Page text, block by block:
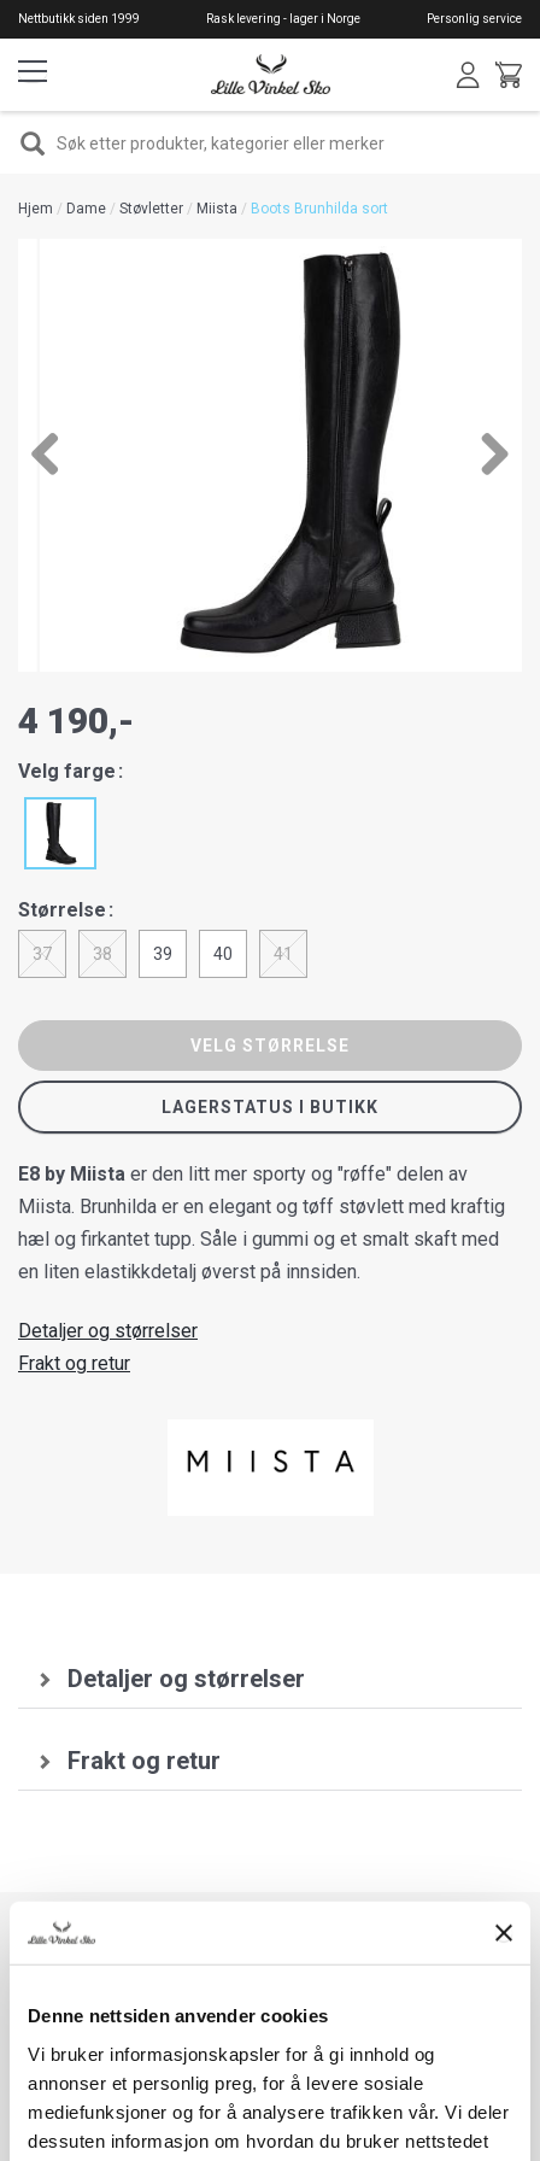
Denne nettsiden anvender cookies
Vi bruker informasjonskapsler for å gi innhold og
annonser et personlig preg, for å levere sosiale
mediefunksjoner og for å analysere trafikken vår. Vi deler
dessuten informasjon om hvordan du bruker nettstedet
Hopp
til
hovedinnhold
Nettbutikk siden 1999 Rask levering - lager i Norge Personlig service
SØK
Hjem Dame Støvletter Miista Boots Brunhilda sort
4 190,-
Velg farge
Størrelse
37 38 39 40 41
VELG STØRRELSE
LAGERSTATUS I BUTIKK
E8 by Miista er den litt mer sporty og "røffe" delen av
Miista. Brunhilda er en elegant og tøff støvlett med kraftig
hæl og firkantet tupp. Såle i gummi og et smalt skaft med
en liten elastikkdetalj øverst på innsiden.
Detaljer og størrelser
Frakt og retur
Detaljer og størrelser
Frakt og retur
Skopleie og tilbehør